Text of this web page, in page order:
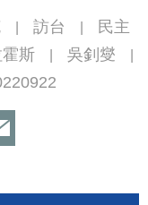
訪台
民主
斯 吳釗燮